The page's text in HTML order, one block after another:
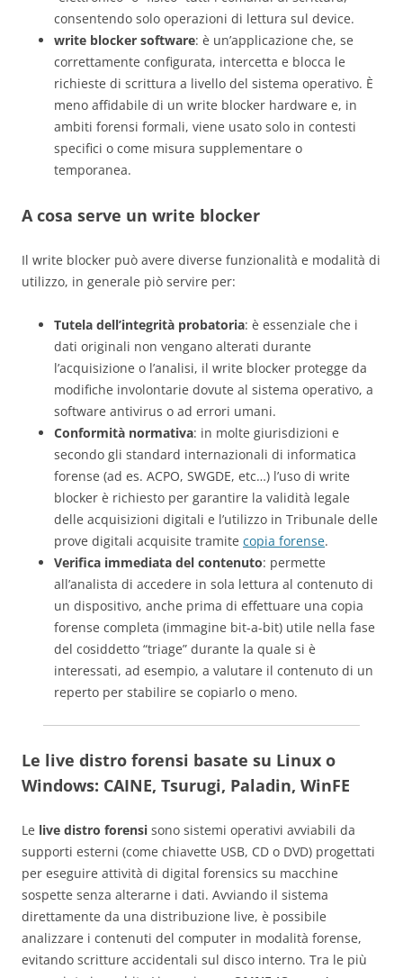
consentendo solo operazioni di lettura sul device.
write blocker software: è un’applicazione che, se
correttamente configurata, intercetta e blocca le
richieste di scrittura a livello del sistema operativo. È
meno affidabile di un write blocker hardware e, in
ambiti forensi formali, viene usato solo in contesti
specifici o come misura supplementare o
temporanea.
A cosa serve un write blocker
Il write blocker può avere diverse funzionalità e modalità di
utilizzo, in generale piò servire per:
Tutela dell’integrità probatoria: è essenziale che i
dati originali non vengano alterati durante
l’acquisizione o l’analisi, il write blocker protegge da
modifiche involontarie dovute al sistema operativo, a
software antivirus o ad errori umani.
Conformità normativa: in molte giurisdizioni e
secondo gli standard internazionali di informatica
forense (ad es. ACPO, SWGDE, etc…) l’uso di write
blocker è richiesto per garantire la validità legale
delle acquisizioni digitali e l’utilizzo in Tribunale delle
prove digitali acquisite tramite copia forense.
Verifica immediata del contenuto: permette
all’analista di accedere in sola lettura al contenuto di
un dispositivo, anche prima di effettuare una copia
forense completa (immagine bit-a-bit) utile nella fase
del cosiddetto “triage” durante la quale si è
interessati, ad esempio, a valutare il contenuto di un
reperto per stabilire se copiarlo o meno.
Le live distro forensi basate su Linux o
Windows: CAINE, Tsurugi, Paladin, WinFE
Le live distro forensi sono sistemi operativi avviabili da
supporti esterni (come chiavette USB, CD o DVD) progettati
per eseguire attività di digital forensics su macchine
sospette senza alterarne i dati. Avviando il sistema
direttamente da una distribuzione live, è possibile
analizzare i contenuti del computer in modalità forense,
evitando scritture accidentali sul disco interno. Tra le più